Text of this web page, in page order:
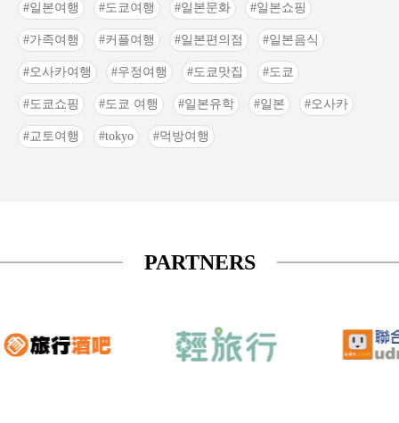
일본여행 도쿄여행 일본문화 일본쇼핑
가족여행 커플여행 일본편의점 일본음식
오사카여행 우정여행 도쿄맛집 도쿄
도쿄쇼핑 도쿄 여행 일본유학 일본 오사카
교토여행 tokyo 먹방여행
PARTNERS